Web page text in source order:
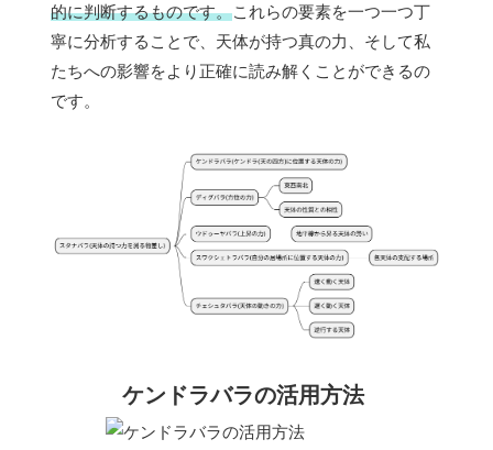
的に判断するものです。これらの要素を一つ一つ丁
寧に分析することで、天体が持つ真の力、そして私
たちへの影響をより正確に読み解くことができるの
です。
ケンドラバラの活用方法